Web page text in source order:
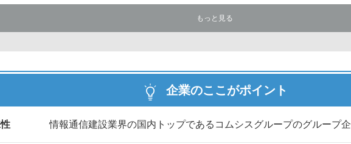
もっと見る
企業のここがポイント
情報通信建設業界の国内トップであるコムシスグループのグループ